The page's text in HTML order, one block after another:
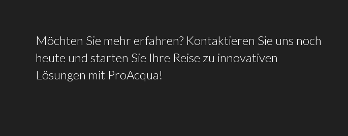
Möchten Sie mehr erfahren? Kontaktieren Sie uns noch
heute und starten Sie Ihre Reise zu innovativen
Lösungen mit ProAcqua!